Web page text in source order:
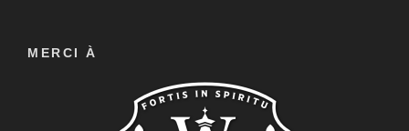
MERCI À